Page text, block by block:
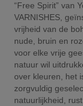
“Free Spirit” van
VARNISHES,
vrijheid van de
nude, bruin en
voor elke vrije
natuur wil
over kleuren, het
zorgvuldig
natuurlijkheid,